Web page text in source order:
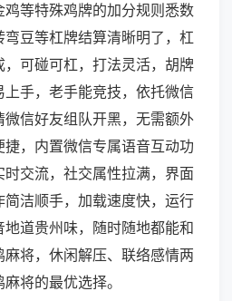
等特殊鸡牌的加分规则悉数
豆等杠牌结算清晰明了，杠
可碰可杠，打法灵活，胡牌
手，老手能竞技，依托微信
信好友组队开黑，无需额外
，内置微信专属语音互动功
交流，社交属性拉满，界面
洁顺手，加载速度快，运行
道贵州味，随时随地都能和
将，休闲解压、联络感情两
将的最优选择。